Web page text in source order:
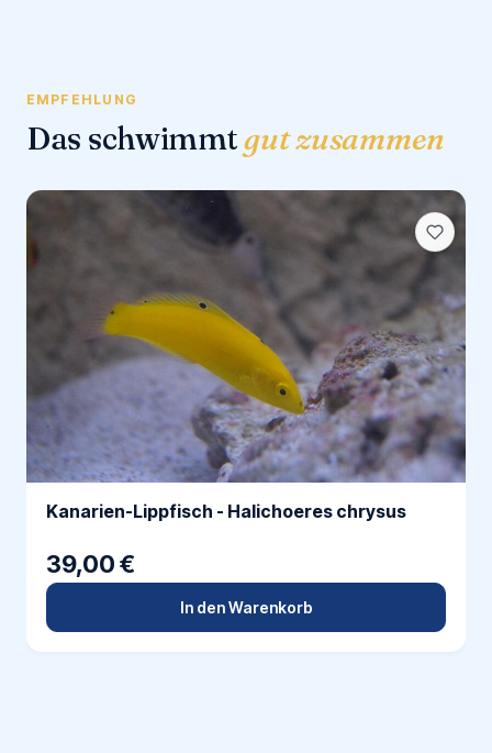
EMPFEHLUNG
Das schwimmtgut zusammen
Kanarien-Lippfisch - Halichoeres chrysus
39,00 €
In den Warenkorb